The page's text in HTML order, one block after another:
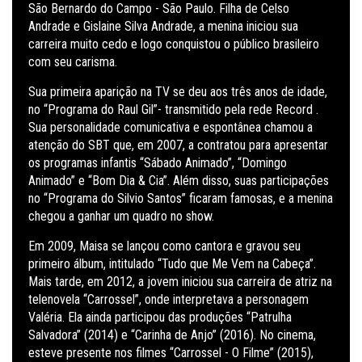
São Bernardo do Campo - São Paulo. Filha de Celso
Andrade e Gislaine Silva Andrade, a menina iniciou sua
carreira muito cedo e logo conquistou o público brasileiro
com seu carisma.
Sua primeira aparição na TV se deu aos três anos de idade,
no “Programa do Raul Gil”- transmitido pela rede Record .
Sua personalidade comunicativa e espontânea chamou a
atenção do SBT que, em 2007, a contratou para apresentar
os programas infantis “Sábado Animado”, “Domingo
Animado” e “Bom Dia & Cia”. Além disso, suas participações
no “Programa do Silvio Santos” ficaram famosas, e a menina
chegou a ganhar um quadro no show.
Em 2009, Maisa se lançou como cantora e gravou seu
primeiro álbum, intitulado “Tudo que Me Vem na Cabeça”.
Mais tarde, em 2012, a jovem iniciou sua carreira de atriz na
telenovela “Carrossel”, onde interpretava a personagem
Valéria. Ela ainda participou das produções “Patrulha
Salvadora” (2014) e “Carinha de Anjo” (2016). No cinema,
esteve presente nos filmes “Carrossel - O Filme” (2015),